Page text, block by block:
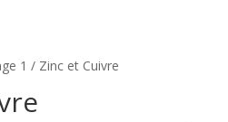
1 / Zinc et Cuivre